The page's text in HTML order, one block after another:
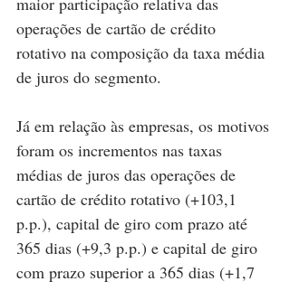
operações de cartão de crédito
rotativo na composição da taxa média
de juros do segmento.
Já em relação às empresas, os motivos
foram os incrementos nas taxas
médias de juros das operações de
cartão de crédito rotativo (+103,1
p.p.), capital de giro com prazo até
365 dias (+9,3 p.p.) e capital de giro
com prazo superior a 365 dias (+1,7